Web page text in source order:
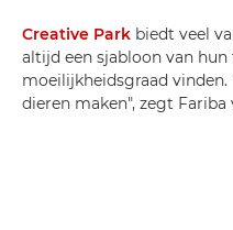
Creative Park biedt veel
altijd een sjabloon van
moeilijkheidsgraad
dieren maken", zegt